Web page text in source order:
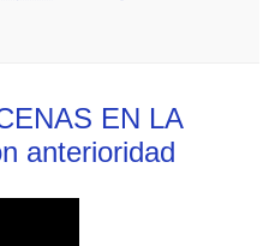
EN LA
anterioridad